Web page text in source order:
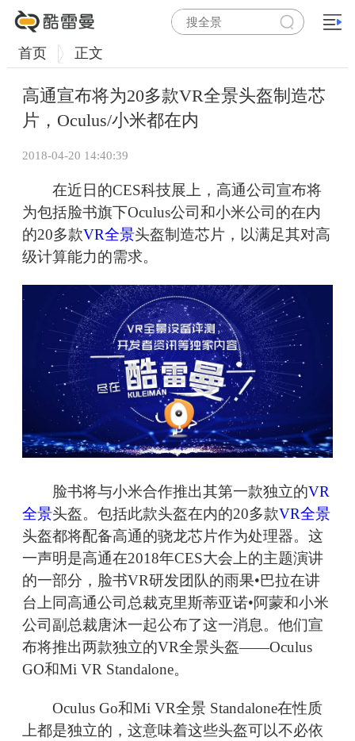
首页 正文
高通宣布将为20多款VR全景头盔制造芯
片，Oculus/小米都在内
2018-04-20 14:40:39
在近日的CES科技展上，高通公司宣布将
为包括脸书旗下Oculus公司和小米公司的在内
的20多款VR全景头盔制造芯片，以满足其对高
级计算能力的需求。
脸书将与小米合作推出其第一款独立的VR
全景头盔。包括此款头盔在内的20多款VR全景
头盔都将配备高通的骁龙芯片作为处理器。这
一声明是高通在2018年CES大会上的主题演讲
的一部分，脸书VR研发团队的雨果•巴拉在讲
台上同高通公司总裁克里斯蒂亚诺•阿蒙和小米
公司副总裁唐沐一起公布了这一消息。他们宣
布将推出两款独立的VR全景头盔——Oculus
GO和Mi VR Standalone。
Oculus Go和Mi VR全景 Standalone在性质
上都是独立的，这意味着这些头盔可以不必依